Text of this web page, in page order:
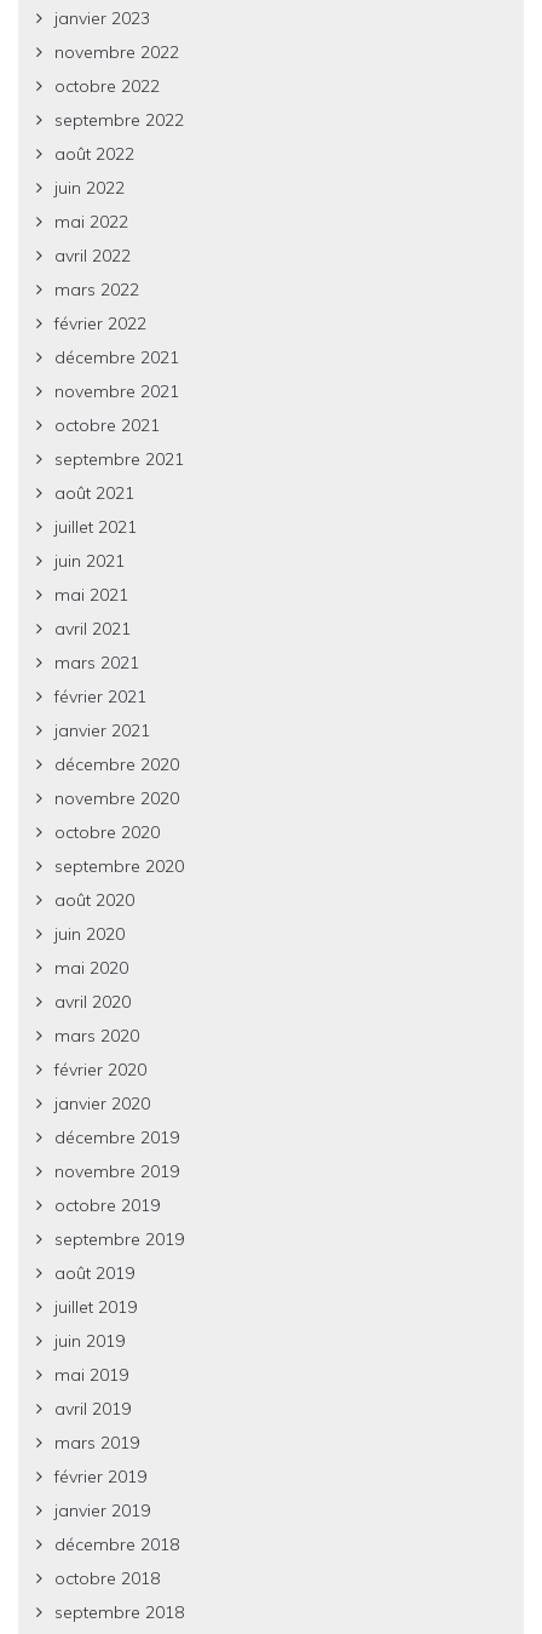
janvier 2023
novembre 2022
octobre 2022
septembre 2022
août 2022
juin 2022
mai 2022
avril 2022
mars 2022
février 2022
décembre 2021
novembre 2021
octobre 2021
septembre 2021
août 2021
juillet 2021
juin 2021
mai 2021
avril 2021
mars 2021
février 2021
janvier 2021
décembre 2020
novembre 2020
octobre 2020
septembre 2020
août 2020
juin 2020
mai 2020
avril 2020
mars 2020
février 2020
janvier 2020
décembre 2019
novembre 2019
octobre 2019
septembre 2019
août 2019
juillet 2019
juin 2019
mai 2019
avril 2019
mars 2019
février 2019
janvier 2019
décembre 2018
octobre 2018
septembre 2018